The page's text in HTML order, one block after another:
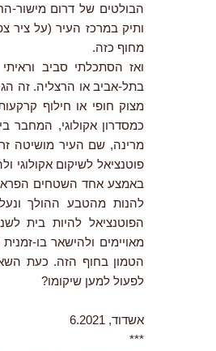
הבולטים של דרום
ותיק במרכז העיר (על ציר
מחוף כזה.
בתל-אביב או הרצליה. זה
מצוק חופי או חילוף
כמסדרון אקולוגי, המחבר
מרינה, שם העיר מושיטה
פוטנציאל לשיקום אקולוגי
באמצע אחד השטחים
להנות מהטבע ההולך
הפוטנציאל להיות בית
מאויימים ולהישאר בו-
הטמון בחוף הזה. כעת
לפעול למען שיקומו?
אשדוד, 6.2021
***